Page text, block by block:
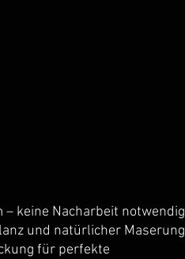
– keine Nacharbeit notwendig
und natürlicher Maserung
für perfekte